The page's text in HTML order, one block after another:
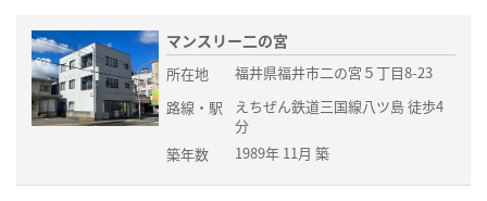
マンスリー二の宮
所在地
福井県福井市二の宮５丁目8-23
路線・駅
えちぜん鉄道三国線八ツ島 徒歩4
分
築年数
1989年 11月 築